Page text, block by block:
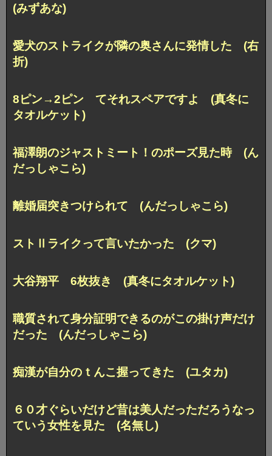
(みずあな)
愛犬のストライクが隣の奥さんに発情した (右
折)
8ピン→2ピン てそれスペアですよ (真冬に
タオルケット)
福澤朗のジャストミート！のポーズ見た時 (ん
だっしゃこら)
離婚届突きつけられて (んだっしゃこら)
ストⅡライクって言いたかった (クマ)
大谷翔平 6枚抜き (真冬にタオルケット)
職質されて身分証明できるのがこの掛け声だけ
だった (んだっしゃこら)
痴漢が自分のｔんこ握ってきた (ユタカ)
６０才ぐらいだけど昔は美人だっただろうなっ
ていう女性を見た (名無し)